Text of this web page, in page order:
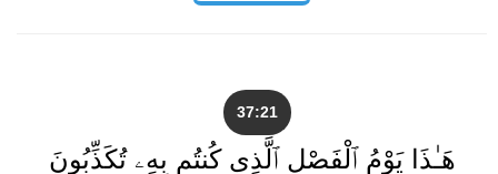
37:21
هَـٰذَا يَوْمُ ٱلْفَصْلِ ٱلَّذِى كُنتُم بِهِۦ تُكَذِّبُونَ